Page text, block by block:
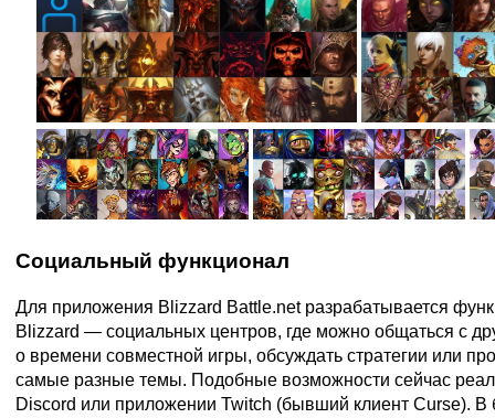
Социальный функционал
Для приложения Blizzard Battle.net разрабатывается
Blizzard — социальных центров, где можно общаться с
о времени совместной игры, обсуждать стратегии или
самые разные темы. Подобные возможности сейчас
Discord или приложении Twitch (бывший клиент Curse). В